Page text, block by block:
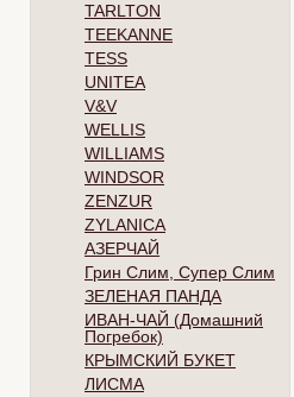
TARLTON
TEEKANNE
TESS
UNITEA
V&V
WELLIS
WILLIAMS
WINDSOR
ZENZUR
ZYLANICA
АЗЕРЧАЙ
Грин Слим, Супер Слим
ЗЕЛЕНАЯ ПАНДА
ИВАН-ЧАЙ (Домашний
Погребок)
КРЫМСКИЙ БУКЕТ
ЛИСМА